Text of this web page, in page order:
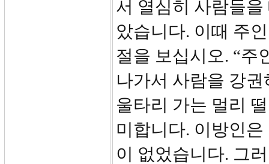
서 열심히 사람들
았습니다. 이때 주
절을 보십시오. “주
나가서 사람을 강
울타리 가는 멀리
미합니다. 이방인
이 없었습니다. 그